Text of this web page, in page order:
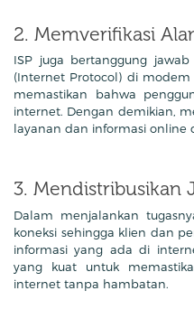
2. Memverifikasi
ISP juga bertanggung
(Internet Protocol) di
memastikan bahwa
internet. Dengan demikian,
layanan dan informasi online
3. Mendistribusikan
Dalam menjalankan
koneksi sehingga klien dan
informasi yang ada di
yang kuat untuk
internet tanpa hambatan.